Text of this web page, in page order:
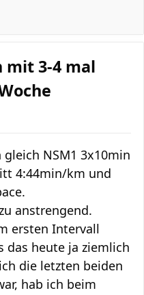
mit 3-4 mal
NSM1 3x10min
4:44min/km und
anstrengend.
ersten Intervall
das heute ja ziemlich
die letzten beiden
hab ich beim